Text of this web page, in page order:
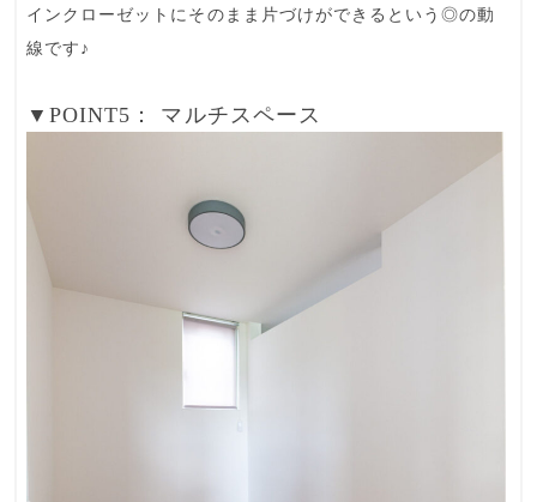
インクローゼットにそのまま片づけができるという◎の動
線です♪
▼POINT5： マルチスペース